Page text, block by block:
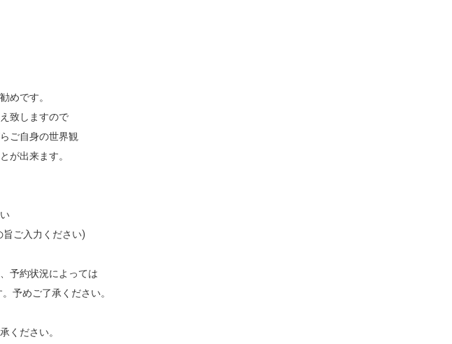
めです。
致しますので
ご自身の世界観
が出来ます。
ご入力ください)
予約状況によっては
ください。